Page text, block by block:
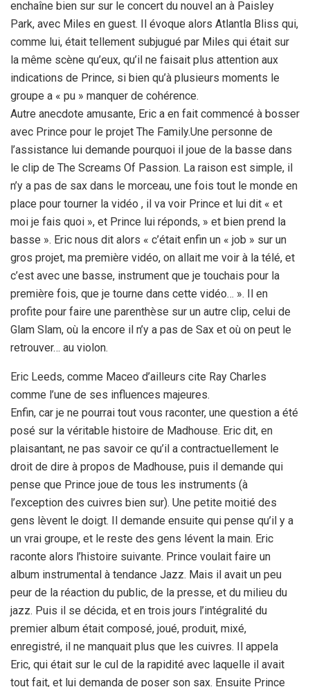
enchaîne bien sur sur le concert du nouvel an à Paisley
Park, avec Miles en guest. Il évoque alors Atlantla Bliss qui,
comme lui, était tellement subjugué par Miles qui était sur
la même scène qu’eux, qu’il ne faisait plus attention aux
indications de Prince, si bien qu’à plusieurs moments le
groupe a « pu » manquer de cohérence.
Autre anecdote amusante, Eric a en fait commencé à bosser
avec Prince pour le projet The Family.Une personne de
l’assistance lui demande pourquoi il joue de la basse dans
le clip de The Screams Of Passion. La raison est simple, il
n’y a pas de sax dans le morceau, une fois tout le monde en
place pour tourner la vidéo , il va voir Prince et lui dit « et
moi je fais quoi », et Prince lui réponds, » et bien prend la
basse ». Eric nous dit alors « c’était enfin un « job » sur un
gros projet, ma première vidéo, on allait me voir à la télé, et
c’est avec une basse, instrument que je touchais pour la
première fois, que je tourne dans cette vidéo… ». Il en
profite pour faire une parenthèse sur un autre clip, celui de
Glam Slam, où la encore il n’y a pas de Sax et où on peut le
retrouver… au violon.
Eric Leeds, comme Maceo d’ailleurs cite Ray Charles
comme l’une de ses influences majeures.
Enfin, car je ne pourrai tout vous raconter, une question a été
posé sur la véritable histoire de Madhouse. Eric dit, en
plaisantant, ne pas savoir ce qu’il a contractuellement le
droit de dire à propos de Madhouse, puis il demande qui
pense que Prince joue de tous les instruments (à
l’exception des cuivres bien sur). Une petite moitié des
gens lèvent le doigt. Il demande ensuite qui pense qu’il y a
un vrai groupe, et le reste des gens lévent la main. Eric
raconte alors l’histoire suivante. Prince voulait faire un
album instrumental à tendance Jazz. Mais il avait un peu
peur de la réaction du public, de la presse, et du milieu du
jazz. Puis il se décida, et en trois jours l’intégralité du
premier album était composé, joué, produit, mixé,
enregistré, il ne manquait plus que les cuivres. Il appela
Eric, qui était sur le cul de la rapidité avec laquelle il avait
tout fait, et lui demanda de poser son sax. Ensuite Prince